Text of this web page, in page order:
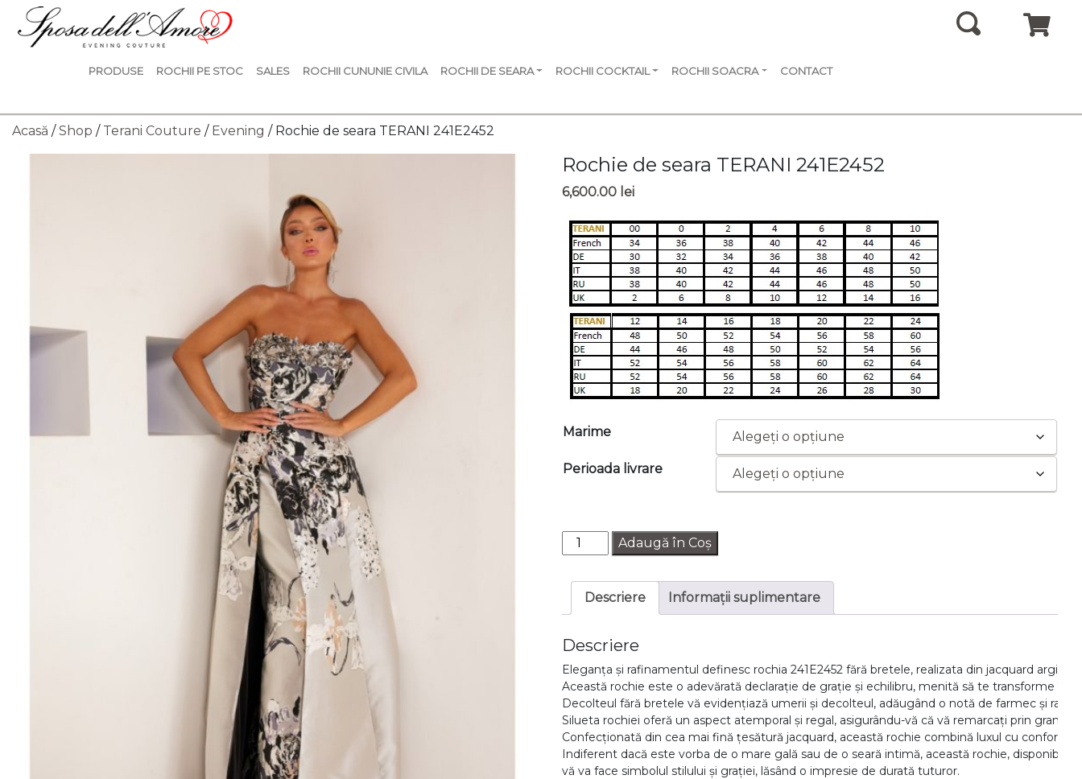
PRODUSE ROCHII PE STOC SALES ROCHII CUNUNIE CIVILA ROCHII DE SEARA ROCHII COCKTAIL ROCHII SOACRA CONTACT
Acasă /Shop / Terani Couture / Evening / Rochie de seara TERANI 241E2452
Rochie de seara TERANI 241E2452
6,600.00 lei
Marime
Perioada livrare
Cantitate
Rochie
de
seara
TERANI
241E2452
Adaugă în Coș
Descriere Informații suplimentare
Descriere
Eleganța și rafinamentul definesc rochia 241E2452 fără bretele, realizata din jacquard
Această rochie este o adevărată declarație de grație și echilibru, menită să te transforme în
Decolteul fără bretele vă evidențiază umerii și decolteul, adăugând o notă de farmec și
Silueta rochiei oferă un aspect atemporal și regal, asigurându-vă că vă remarcați prin
Confecționată din cea mai fină țesătură jacquard, această rochie combină luxul cu confortul.
Indiferent dacă este vorba de o mare gală sau de o seară intimă, această rochie, disponibilă
vă va face simbolul stilului și grației, lăsând o impresie de durată tuturor.